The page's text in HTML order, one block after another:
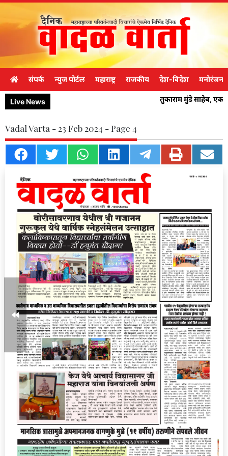
संपर्क न्युज पोर्टल महाराष्ट्र राजकीय देश-विदेश मनोरंजन
Live News तुकाराम मुंडे साहेब,
Vadal Varta - 23 Feb 2024 - Page 4